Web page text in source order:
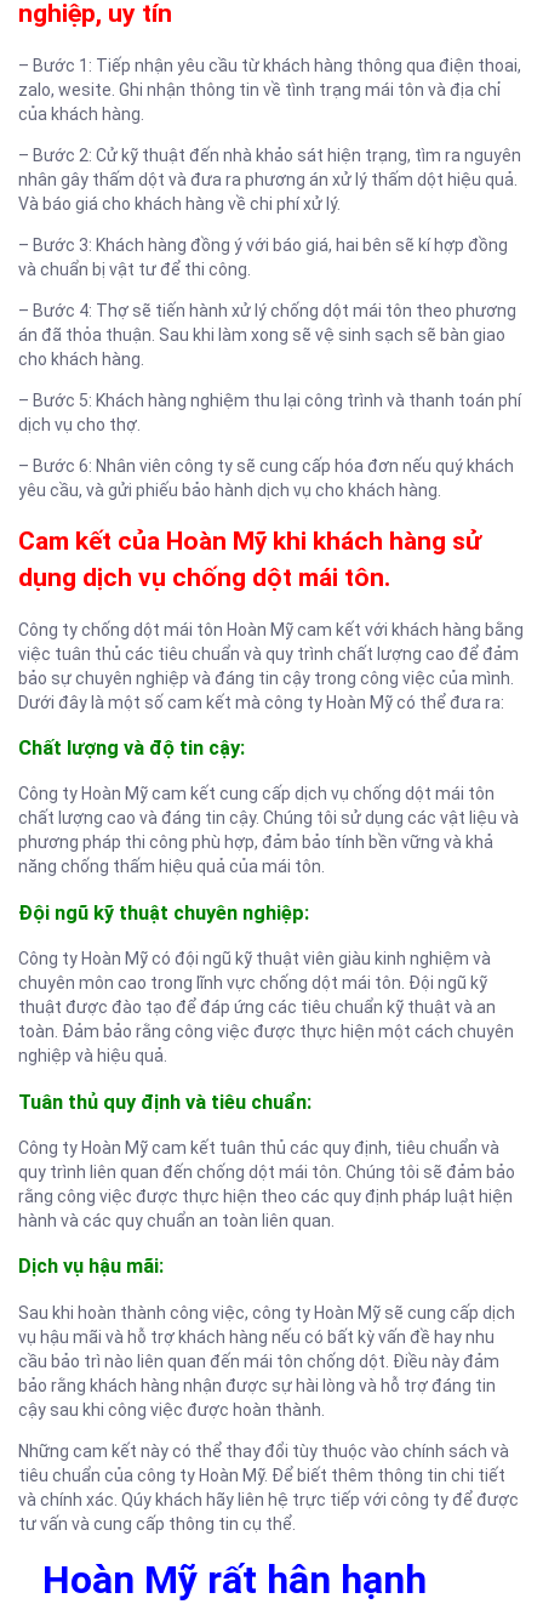
nghiệp, uy tín
– Bước 1: Tiếp nhận yêu cầu từ khách hàng thông qua điện thoai,
zalo, wesite. Ghi nhận thông tin về tình trạng mái tôn và địa chỉ
của khách hàng.
– Bước 2: Cử kỹ thuật đến nhà khảo sát hiện trạng, tìm ra nguyên
nhân gây thấm dột và đưa ra phương án xử lý thấm dột hiệu quả.
Và báo giá cho khách hàng về chi phí xử lý.
– Bước 3: Khách hàng đồng ý với báo giá, hai bên sẽ kí hợp đồng
và chuẩn bị vật tư để thi công.
– Bước 4: Thợ sẽ tiến hành xử lý chống dột mái tôn theo phương
án đã thỏa thuận. Sau khi làm xong sẽ vệ sinh sạch sẽ bàn giao
cho khách hàng.
– Bước 5: Khách hàng nghiệm thu lại công trình và thanh toán phí
dịch vụ cho thợ.
– Bước 6: Nhân viên công ty sẽ cung cấp hóa đơn nếu quý khách
yêu cầu, và gửi phiếu bảo hành dịch vụ cho khách hàng.
Cam kết của Hoàn Mỹ khi khách hàng sử
dụng dịch vụ chống dột mái tôn.
Công ty chống dột mái tôn Hoàn Mỹ cam kết với khách hàng bằng
việc tuân thủ các tiêu chuẩn và quy trình chất lượng cao để đảm
bảo sự chuyên nghiệp và đáng tin cậy trong công việc của mình.
Dưới đây là một số cam kết mà công ty Hoàn Mỹ có thể đưa ra:
Chất lượng và độ tin cậy:
Công ty Hoàn Mỹ cam kết cung cấp dịch vụ chống dột mái tôn
chất lượng cao và đáng tin cậy. Chúng tôi sử dụng các vật liệu và
phương pháp thi công phù hợp, đảm bảo tính bền vững và khả
năng chống thấm hiệu quả của mái tôn.
Đội ngũ kỹ thuật chuyên nghiệp:
Công ty Hoàn Mỹ có đội ngũ kỹ thuật viên giàu kinh nghiệm và
chuyên môn cao trong lĩnh vực chống dột mái tôn. Đội ngũ kỹ
thuật được đào tạo để đáp ứng các tiêu chuẩn kỹ thuật và an
toàn. Đảm bảo rằng công việc được thực hiện một cách chuyên
nghiệp và hiệu quả.
Tuân thủ quy định và tiêu chuẩn:
Công ty Hoàn Mỹ cam kết tuân thủ các quy định, tiêu chuẩn và
quy trình liên quan đến chống dột mái tôn. Chúng tôi sẽ đảm bảo
rằng công việc được thực hiện theo các quy định pháp luật hiện
hành và các quy chuẩn an toàn liên quan.
Dịch vụ hậu mãi:
Sau khi hoàn thành công việc, công ty Hoàn Mỹ sẽ cung cấp dịch
vụ hậu mãi và hỗ trợ khách hàng nếu có bất kỳ vấn đề hay nhu
cầu bảo trì nào liên quan đến mái tôn chống dột. Điều này đảm
bảo rằng khách hàng nhận được sự hài lòng và hỗ trợ đáng tin
cậy sau khi công việc được hoàn thành.
Những cam kết này có thể thay đổi tùy thuộc vào chính sách và
tiêu chuẩn của công ty Hoàn Mỹ. Để biết thêm thông tin chi tiết
và chính xác. Qúy khách hãy liên hệ trực tiếp với công ty để được
tư vấn và cung cấp thông tin cụ thể.
Hoàn Mỹ rất hân hạnh